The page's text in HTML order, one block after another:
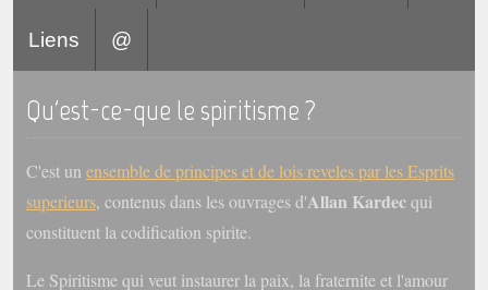
Liens @
Qu'est-ce-que le spiritisme ?
C'est un ensemble de principes et de lois reveles par les Esprits
superieurs, contenus dans les ouvrages d'Allan Kardecqui
constituent la codification spirite.
Le Spiritisme qui veut instaurer la paix, la fraternite et l'amour